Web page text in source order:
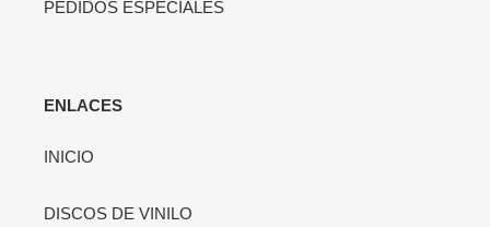
PEDIDOS ESPECIALES
ENLACES
INICIO
DISCOS DE VINILO